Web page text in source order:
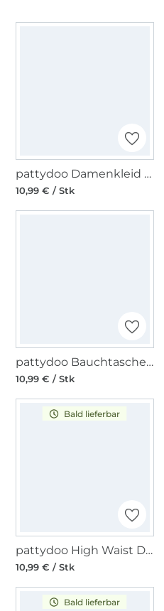
pattydoo Damenkleid & Tunika Angel Papierschnittmuster
10,99 € / Stk
pattydoo Bauchtasche Keely Papierschnittmuster
10,99 € / Stk
Bald lieferbar
pattydoo High Waist Damenjeans 3 und 4 Papierschnittmuster
10,99 € / Stk
Bald lieferbar